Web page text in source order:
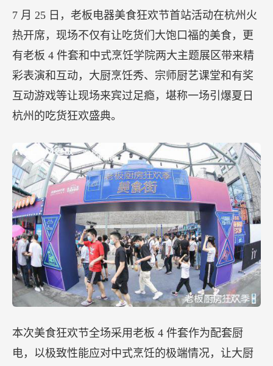
7 月 25 日，老板电器美食狂欢节首站活动在杭州火
热开席，现场不仅有让吃货们大饱口福的美食，更
有老板 4 件套和中式烹饪学院两大主题展区带来精
彩表演和互动，大厨烹饪秀、宗师厨艺课堂和有奖
互动游戏等让现场来宾过足瘾，堪称一场引爆夏日
杭州的吃货狂欢盛典。
本次美食狂欢节全场采用老板 4 件套作为配套厨
电，以极致性能应对中式烹饪的极端情况，让大厨